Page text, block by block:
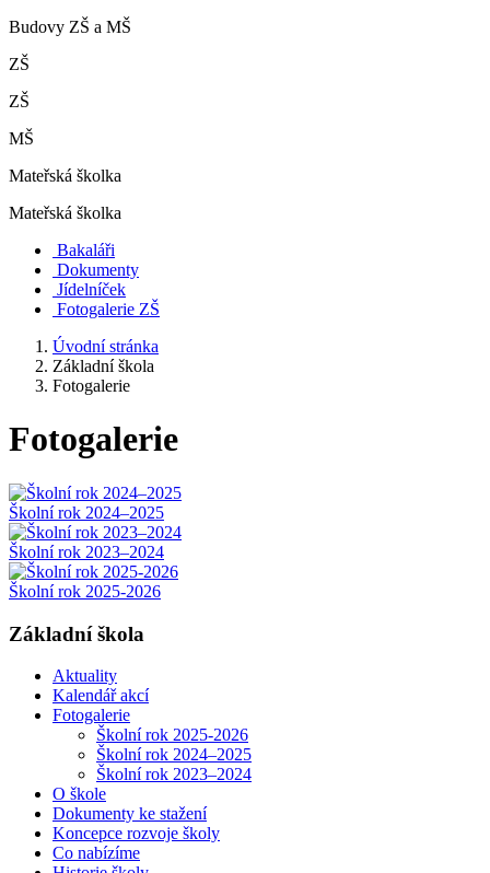
Budovy ZŠ a MŠ
ZŠ
ZŠ
MŠ
Mateřská školka
Mateřská školka
Bakaláři
Dokumenty
Jídelníček
Fotogalerie ZŠ
Úvodní stránka
Základní škola
Fotogalerie
Fotogalerie
Školní rok 2024–2025
Školní rok 2023–2024
Školní rok 2025-2026
Základní škola
Aktuality
Kalendář akcí
Fotogalerie
Školní rok 2025-2026
Školní rok 2024–2025
Školní rok 2023–2024
O škole
Dokumenty ke stažení
Koncepce rozvoje školy
Co nabízíme